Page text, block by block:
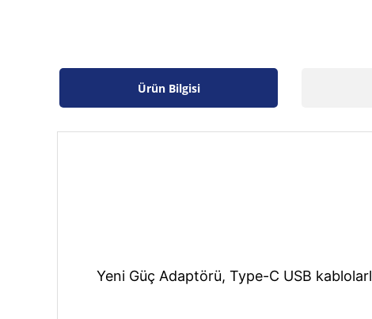
Ürün Bilgisi
Yeni Güç Adaptörü, Type-C USB